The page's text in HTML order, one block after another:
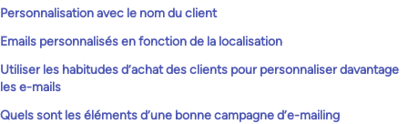
Personnalisation avec le nom du client
Emails personnalisés en fonction de la localisation
Utiliser les habitudes d’achat des clients pour personnaliser davantage
les e-mails
Quels sont les éléments d’une bonne campagne d’e-mailing